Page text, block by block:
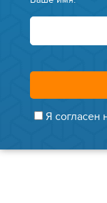
Я согласен